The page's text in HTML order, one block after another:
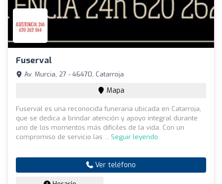
Fuserval
Av. Murcia, 27 - 46470, Catarroja
Mapa
Fuserval es una reconocida funeraria ubicada en Catarroja,
que se dedica a brindar atención y apoyo integral durante
uno de los momentos más difíciles de la vida. Con un
compromiso de servicio las ... Seguir leyendo
Ver teléfono